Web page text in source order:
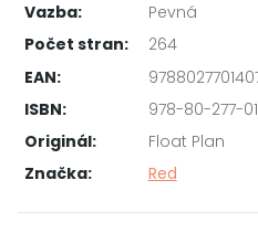
Vazba:
Pevná
Počet stran:
264
EAN:
ISBN:
978-80-277-
Originál:
Float Plan
Značka:
Red